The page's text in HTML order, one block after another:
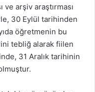
arşiv araştırması
30 Eylül tarihinden
öğretmenin bu
tebliğ alarak fiilen
31 Aralık tarihinin